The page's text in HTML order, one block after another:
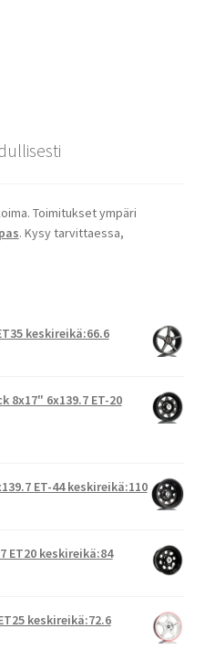
Toimitukset ympäri
. Kysy tarvittaessa,
keskireikä:66.6
8x17" 6x139.7 ET-20
ET-44 keskireikä:110
ET20 keskireikä:84
keskireikä:72.6